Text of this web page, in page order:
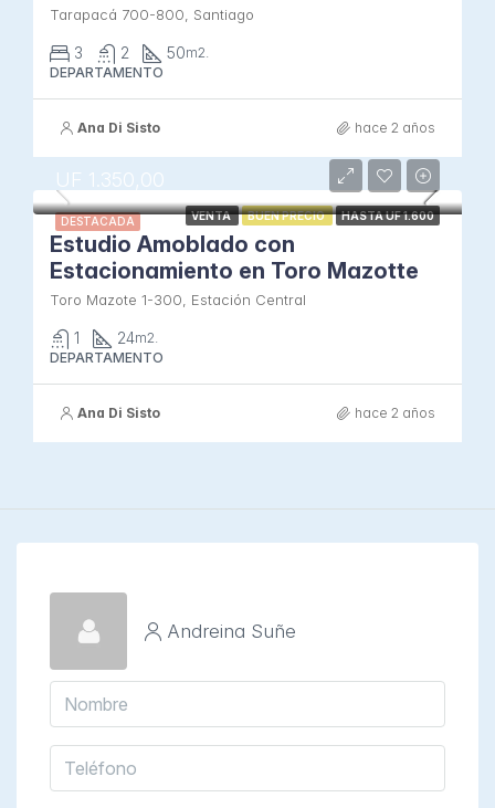
Tarapacá 700-800, Santiago
3 2 50m2.
DEPARTAMENTO
Ana Di Sisto hace 2 años
DESTACADA VENTA BUEN PRECIO HASTA UF 1.600
UF 1.350,00
Estudio Amoblado con
Estacionamiento en Toro Mazotte
Toro Mazote 1-300, Estación Central
1 24m2.
DEPARTAMENTO
Ana Di Sisto hace 2 años
Andreina Suñe